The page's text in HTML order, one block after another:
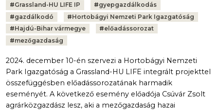
Tags:
#Grassland-HU LIFE IP #gyepgazdálkodás
#gazdálkodó #Hortobágyi Nemzeti Park Igazgatóság
#Hajdú-Bihar vármegye #előadássorozat
#mezőgazdaság
2024. december 10-én szervezi a Hortobágyi Nemzeti
Park Igazgatóság a Grassland-HU LIFE integrált projekttel
összefüggésben előadássorozatának harmadik
eseményét. A következő esemény előadója Csúvár Zsolt
agrárközgazdász lesz, aki a mezőgazdaság hazai